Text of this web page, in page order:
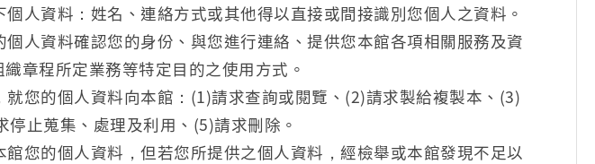
人資料：姓名、連絡方式或其他得以直接或間接識別您個人之資料。
人資料確認您的身份、與您進行連絡、提供您本館各項相關服務及資
章程所定業務等特定目的之使用方式。
您的個人資料向本館：(1)請求查詢或閱覽、(2)請求製給複製本、(3)
止蒐集、處理及利用、(5)請求刪除。
您的個人資料，但若您所提供之個人資料，經檢舉或本館發現不足以